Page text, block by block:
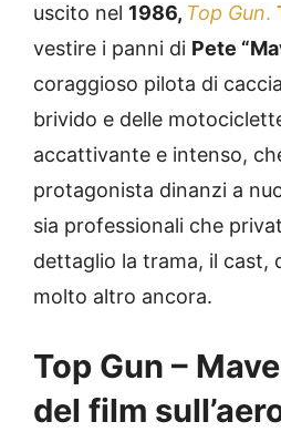
uscito nel 1986, Top Gun.
vestire i panni di Pete
coraggioso pilota di
brivido e delle
accattivante e intenso,
protagonista dinanzi a
sia professionali che
dettaglio la trama, il cast,
molto altro ancora.
Top Gun –
del film